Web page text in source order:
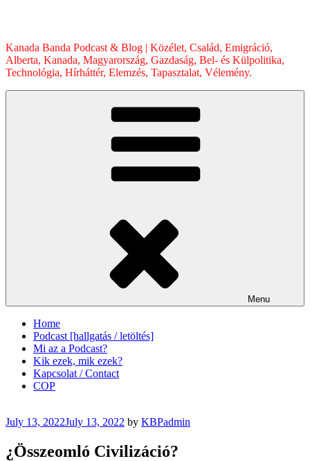
Kanada Banda Podcast & Blog | Közélet, Család, Emigráció,
Alberta, Kanada, Magyarország, Gazdaság, Bel- és Külpolitika,
Technológia, Hírháttér, Elemzés, Tapasztalat, Vélemény.
Menu
Home
Podcast [hallgatás / letöltés]
Mi az a Podcast?
Kik ezek, mik ezek?
Kapcsolat / Contact
COP
Posted
July 13, 2022July 13, 2022 by KBPadmin
¿Összeomló Civilizáció?